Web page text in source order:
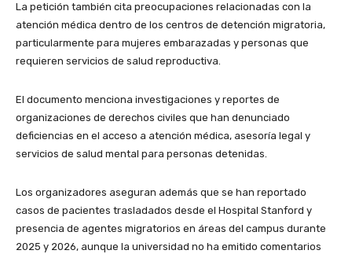
La petición también cita preocupaciones relacionadas con la
atención médica dentro de los centros de detención migratoria,
particularmente para mujeres embarazadas y personas que
requieren servicios de salud reproductiva.
El documento menciona investigaciones y reportes de
organizaciones de derechos civiles que han denunciado
deficiencias en el acceso a atención médica, asesoría legal y
servicios de salud mental para personas detenidas.
Los organizadores aseguran además que se han reportado
casos de pacientes trasladados desde el Hospital Stanford y
presencia de agentes migratorios en áreas del campus durante
2025 y 2026, aunque la universidad no ha emitido comentarios